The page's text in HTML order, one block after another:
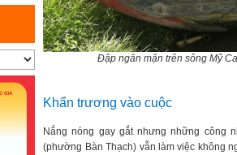
Đập ngăn mặn trên sông Mỹ
Khẩn trương vào cuộc
Nắng nóng gay gắt nhưng những công
(phường Bàn Thạch) vẫn làm việc không